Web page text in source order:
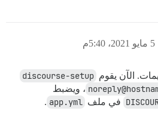
5 مايو 2021، 5:40م
الآن يقوم discourse-setup
، ويضبط
في ملف app.yml
.